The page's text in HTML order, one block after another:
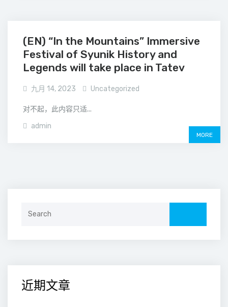
(EN) “In the Mountains” Immersive
Festival of Syunik History and
Legends will take place in Tatev
九月 14, 2023 Uncategorized
对不起，此内容只适...
admin
MORE
近期文章